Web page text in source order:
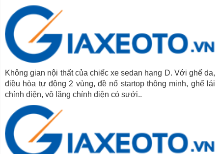
Không gian nội thất của chiếc xe sedan hạng D. Với ghế da,
điều hòa tự động 2 vùng, đề nổ startop thông minh, ghế lái
chỉnh điện, vô lăng chỉnh điện có sưởi..